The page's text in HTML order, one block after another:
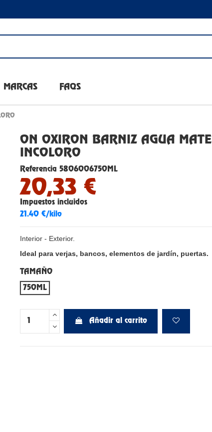
MARCAS FAQS
ON OXIRON BARNIZ AGUA MATE
INCOLORO
Referencia 5806006750ML
20,33 €
Impuestos incluidos
21.40 €/kilo
Interior - Exterior.
Ideal para verjas, bancos, elementos de jardín, puertas.
TAMAÑO
750ML
Añadir al carrito